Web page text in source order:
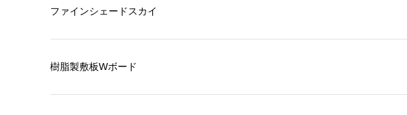
ファインシェードスカイ
樹脂製敷板Wボード